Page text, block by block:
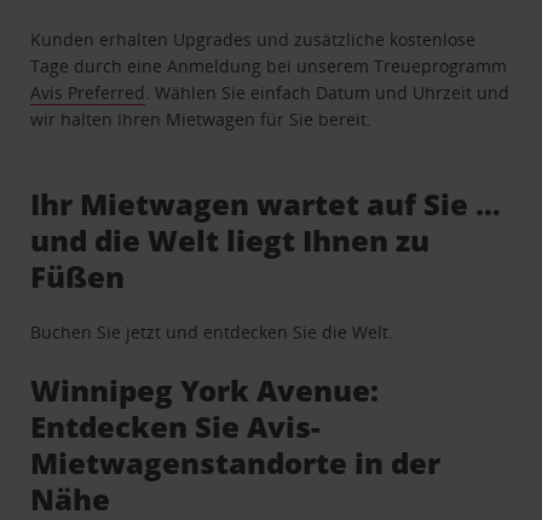
Kunden erhalten Upgrades und zusätzliche kostenlose
Tage durch eine Anmeldung bei unserem Treueprogramm
Avis Preferred . Wählen Sie einfach Datum und Uhrzeit und
wir halten Ihren Mietwagen für Sie bereit.
Ihr Mietwagen wartet auf Sie …
und die Welt liegt Ihnen zu
Füßen
Buchen Sie jetzt und entdecken Sie die Welt.
Winnipeg York Avenue:
Entdecken Sie Avis-
Mietwagenstandorte in der
Nähe